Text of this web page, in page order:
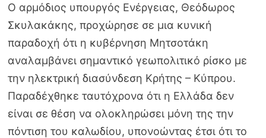
Ο αρμόδιος υπουργός Ενέργειας, Θεόδωρος
Σκυλακάκης, προχώρησε σε μια κυνική
παραδοχή ότι η κυβέρνηση Μητσοτάκη
αναλαμβάνει σημαντικό γεωπολιτικό ρίσκο με
την ηλεκτρική διασύνδεση Κρήτης – Κύπρου.
Παραδέχθηκε ταυτόχρονα ότι η Ελλάδα δεν
είναι σε θέση να ολοκληρώσει μόνη της την
πόντιση του καλωδίου, υπονοώντας έτσι ότι το